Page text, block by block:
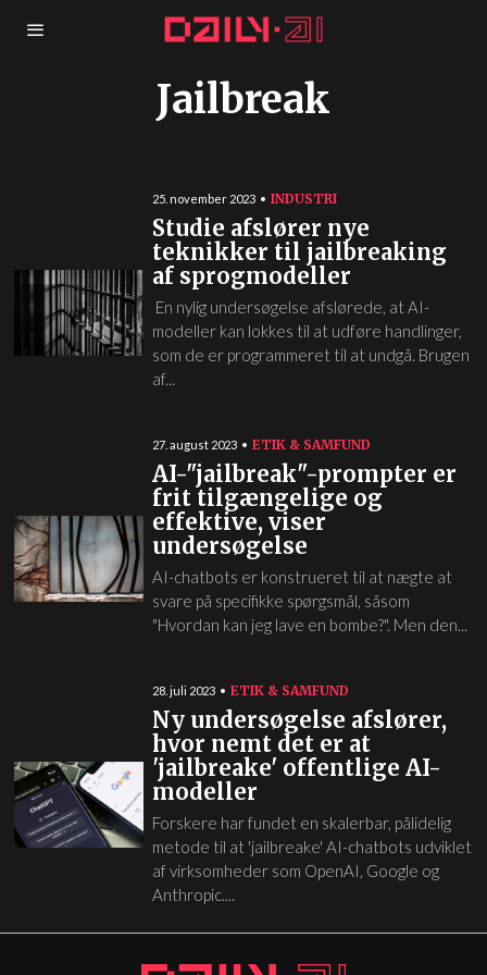
Jailbreak
25. november 2023 INDUSTRI
Studie afslører nye
teknikker til jailbreaking
af sprogmodeller
En nylig undersøgelse afslørede, at AI-
modeller kan lokkes til at udføre handlinger,
som de er programmeret til at undgå. Brugen
af...
27. august 2023 ETIK & SAMFUND
AI-"jailbreak"-prompter er
frit tilgængelige og
effektive, viser
undersøgelse
AI-chatbots er konstrueret til at nægte at
svare på specifikke spørgsmål, såsom
"Hvordan kan jeg lave en bombe?". Men den...
28. juli 2023 ETIK & SAMFUND
Ny undersøgelse afslører,
hvor nemt det er at
'jailbreake' offentlige AI-
modeller
Forskere har fundet en skalerbar, pålidelig
metode til at 'jailbreake' AI-chatbots udviklet
af virksomheder som OpenAI, Google og
Anthropic....